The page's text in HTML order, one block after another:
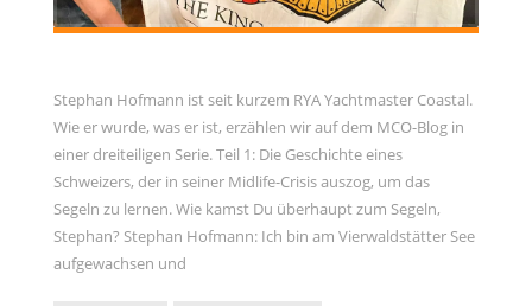
Stephan Hofmann ist seit kurzem RYA Yachtmaster Coastal.
Wie er wurde, was er ist, erzählen wir auf dem MCO-Blog in
einer dreiteiligen Serie. Teil 1: Die Geschichte eines
Schweizers, der in seiner Midlife-Crisis auszog, um das
Segeln zu lernen. Wie kamst Du überhaupt zum Segeln,
Stephan? Stephan Hofmann: Ich bin am Vierwaldstätter See
aufgewachsen und